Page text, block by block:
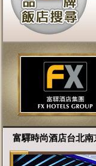
富驛時尚酒店台北南